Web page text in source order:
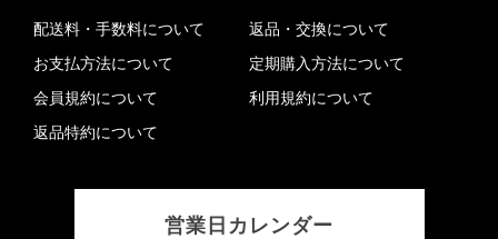
配送料・手数料について
お支払方法について
会員規約について
返品特約について
返品・交換について
定期購入方法について
利用規約について
営業日カレンダー